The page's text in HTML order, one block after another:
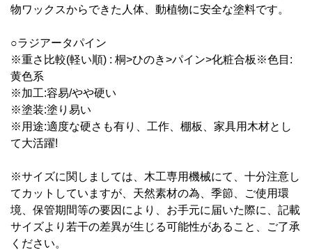
物ワックスからできた人体、動植物に安全な塗料です。
○ラジアータパイン
※重さ比較(軽い順) : 桐>ひのき>パイン>化粧合板※色目:
黄色系
※加工:容易/やや硬い
※塗装:塗り易い
※用途:適度な硬さも有り、工作、棚板、家具用木材とし
て大活躍!
※サイズに関しましては、木工専用機械にて、十分注意し
てカットしていますが、天然素材の為、季節、ご使用環
境、保管期間等の要因により、お手元に届いた際に、記載
サイズより若干の差異が生じる可能性があること、ご了承
ください。